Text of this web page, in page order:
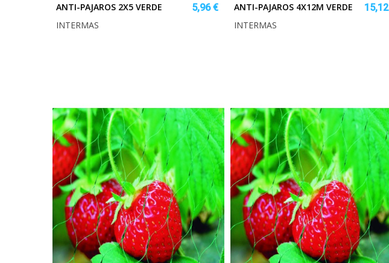
ANTI-PAJAROS 2X5 VERDE
5,96 €
INTERMAS
ANTI-PAJAROS 4X12M VERDE
INTERMAS